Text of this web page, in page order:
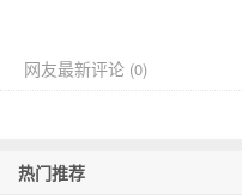
网友最新评论 (0)
热门推荐